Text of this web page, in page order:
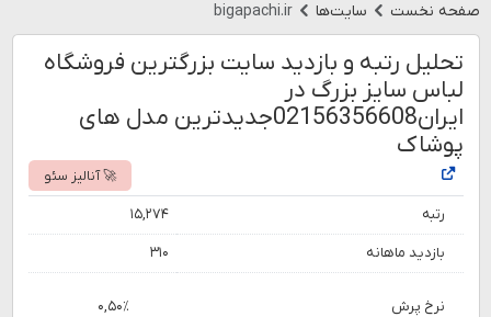
صفحه نخست سایت‌ها bigapachi.ir
تحلیل رتبه و بازدید سایت بزرگترین فروشگاه
لباس سایز بزرگ در
ایران02156356608جدیدترین مدل های
پوشاک
🚀 آنالیز سئو
رتبه ۱۵,۲۷۴
بازدید ماهانه ۳۱۰
نرخ پرش ۰,۵۰٪